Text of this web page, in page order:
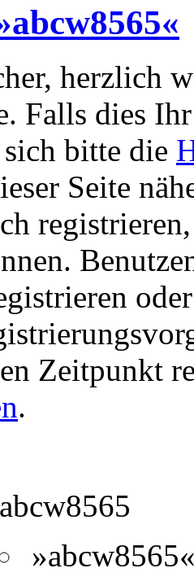
herzlich
Falls dies
bitte die
Seite
Zeitpunkt
.
abcw8565